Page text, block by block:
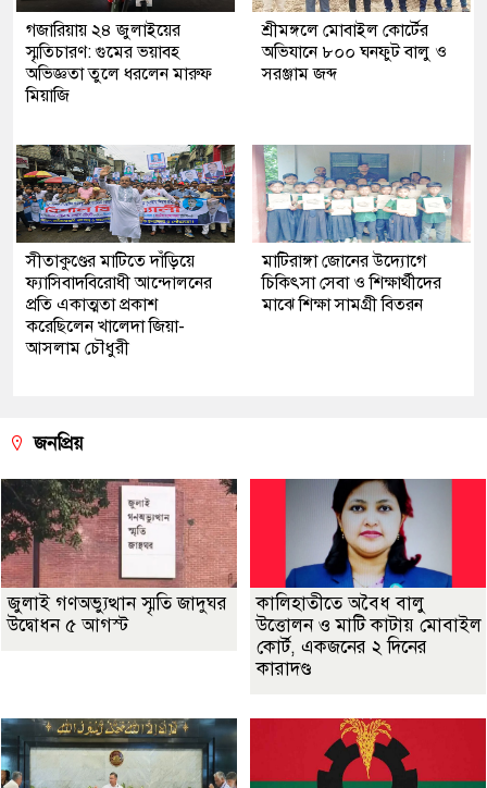
গজারিয়ায় ২৪ জুলাইয়ের
স্মৃতিচারণ: গুমের ভয়াবহ
অভিজ্ঞতা তুলে ধরলেন মারুফ
মিয়াজি
শ্রীমঙ্গলে মোবাইল কোর্টের
অভিযানে ৮০০ ঘনফুট বালু ও
সরঞ্জাম জব্দ
সীতাকুণ্ডের মাটিতে দাঁড়িয়ে
ফ্যাসিবাদবিরোধী আন্দোলনের
প্রতি একাত্মতা প্রকাশ
করেছিলেন খালেদা জিয়া-
আসলাম চৌধুরী
মাটিরাঙ্গা জোনের উদ্যোগে
চিকিৎসা সেবা ও শিক্ষার্থীদের
মাঝে শিক্ষা সামগ্রী বিতরন
জনপ্রিয়
জুলাই গণঅভ্যুত্থান স্মৃতি জাদুঘর
উদ্বোধন ৫ আগস্ট
কালিহাতীতে অবৈধ বালু
উত্তোলন ও মাটি কাটায় মোবাইল
কোর্ট, একজনের ২ দিনের
কারাদণ্ড